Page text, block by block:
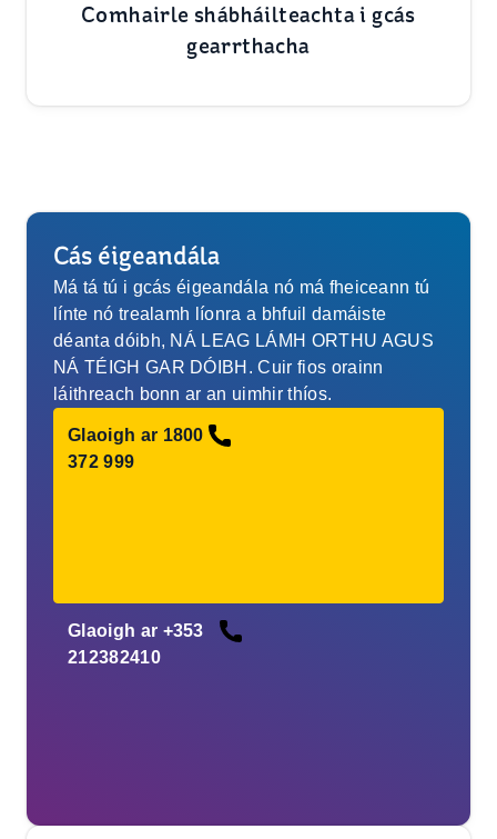
Comhairle shábháilteachta i gcás
gearrthacha
Cás éigeandála
Má tá tú i gcás éigeandála nó má fheiceann tú
línte nó trealamh líonra a bhfuil damáiste
déanta dóibh, NÁ LEAG LÁMH ORTHU AGUS
NÁ TÉIGH GAR DÓIBH. Cuir fios orainn
láithreach bonn ar an uimhir thíos.
Glaoigh ar 1800
372 999
Glaoigh ar +353
212382410